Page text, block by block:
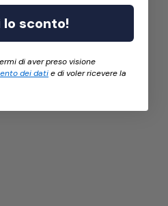
lo sconto!
di aver preso visione
dei datie di voler ricevere la